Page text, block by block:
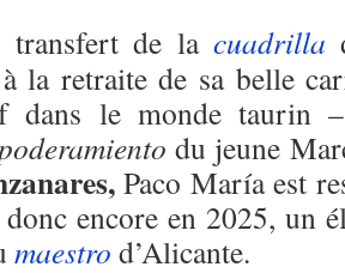
transfert de la cuadrilla
la retraite de sa belle
dans le monde taurin
du jeune
Paco María est
encore en 2025, un
maestro d’Alicante.